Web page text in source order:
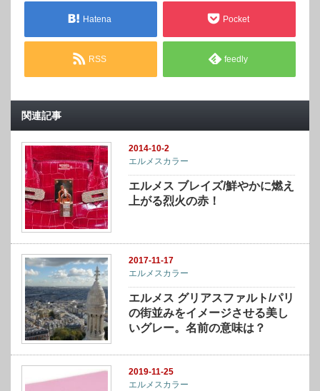
Hatena Pocket
RSS feedly
関連記事
2014-10-2
エルメスカラー
エルメス ブレイズ/鮮やかに燃え
上がる烈火の赤！
2017-11-17
エルメスカラー
エルメス グリアスファルト/パリ
の街並みをイメージさせる美し
いグレー。名前の意味は？
2019-11-25
エルメスカラー